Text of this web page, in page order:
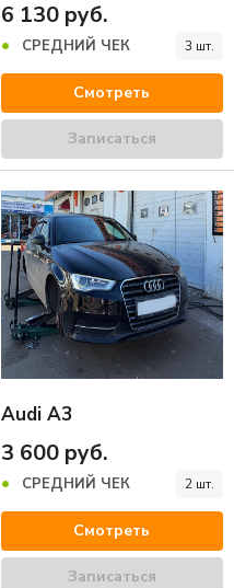
6 130 руб.
3 шт.
СРЕДНИЙ ЧЕК
Смотреть
Записаться
Audi A3
3 600 руб.
2 шт.
СРЕДНИЙ ЧЕК
Смотреть
Записаться